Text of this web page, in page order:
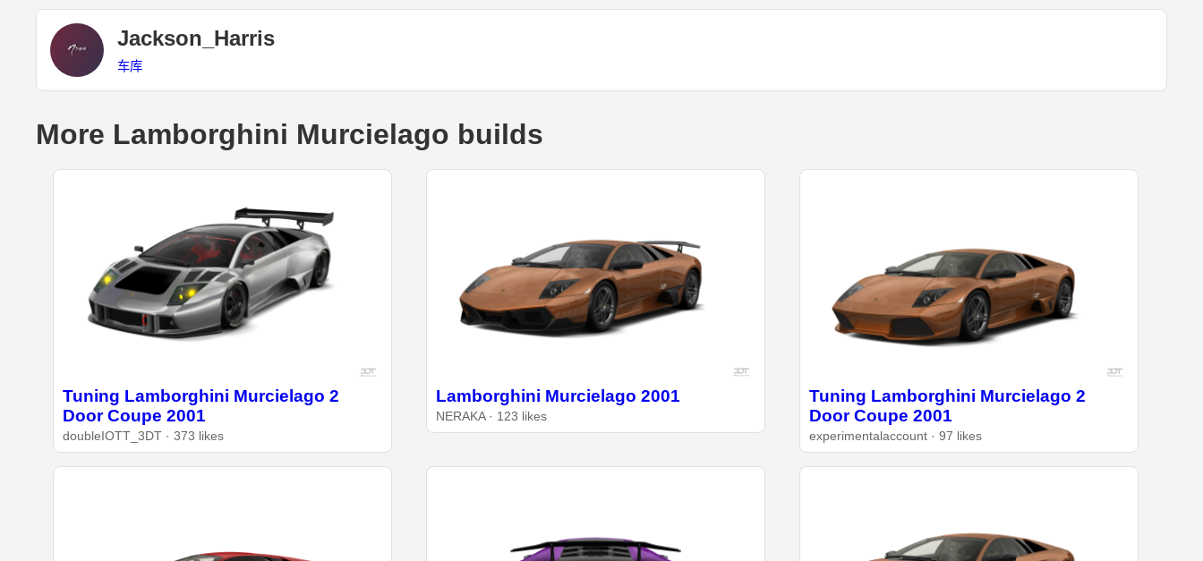
Jackson_Harris
车库
More Lamborghini Murcielago builds
Tuning Lamborghini Murcielago 2
Door Coupe 2001
doubleIOTT_3DT · 373 likes
Lamborghini Murcielago 2001
NERAKA · 123 likes
Tuning Lamborghini Murcielago 2
Door Coupe 2001
experimentalaccount · 97 likes